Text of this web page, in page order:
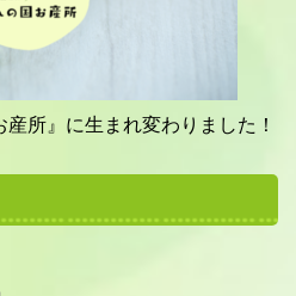
所』に生まれ変わりました！